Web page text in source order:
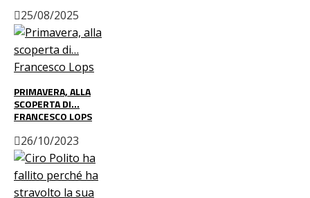
25/08/2025
PRIMAVERA, ALLA
SCOPERTA DI…
FRANCESCO LOPS
26/10/2023